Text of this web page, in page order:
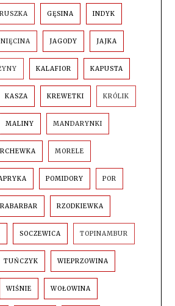
GĘSINA INDYK
JAGODY JAJKA
KALAFIOR KAPUSTA
KASZA KREWETKI KRÓLIK
MALINY MANDARYNKI
MORELE
POMIDORY POR
RABARBAR RZODKIEWKA
SOCZEWICA TOPINAMBUR
TUŃCZYK WIEPRZOWINA
WIŚNIE WOŁOWINA